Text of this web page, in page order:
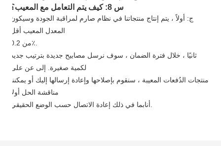
س 8: كيف يتم التعامل مع المعيب؟
ج: أولاً ، يتم إنتاج منتجاتنا في نظام صارم لمراقبة الجودة وسيكون
من 0.2٪.
ثانيًا ، خلال فترة الضمان ، سوف نرسل مصابيح جديدة بترتيب جديد
منتجات الدُفعات المعيبة ، سنقوم بإصلاحها وإعادة إرسالها إليك أو يمكننا
مناقشة الحل أولاً
أنا